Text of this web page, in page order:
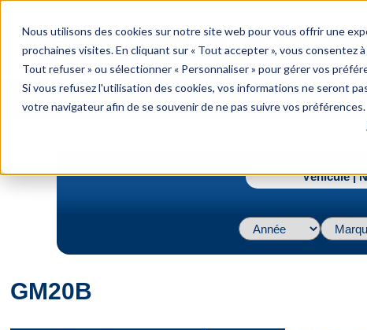
Nous utilisons des cookies sur notre site web pour vous offrir une
prochaines visites. En cliquant sur « Tout accepter », vous consentez
Tout refuser » ou sélectionner « Personnaliser » pour gérer vos
Si vous refusez l'utilisation des cookies, vos informations ne seront
votre navigateur afin de se souvenir de ne pas suivre vos préférences.
menu Menu
Véhicule |
GM20B